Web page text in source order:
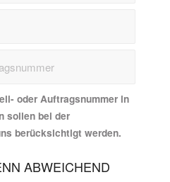
oder Auftragsnummer in
sollen bei der
berücksichtigt werden.
ABWEICHEND